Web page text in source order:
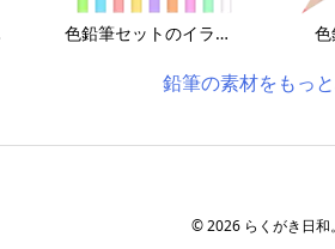
色鉛筆セットのイラスト 色
鉛筆の素材をもっ
©2026 らくがき日和。